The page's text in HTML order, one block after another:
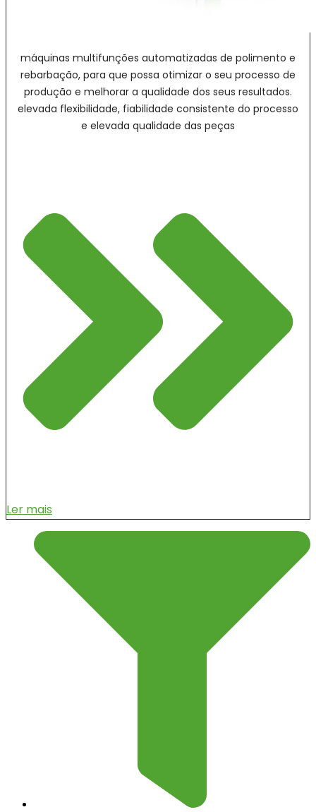
máquinas multifunções automatizadas de polimento e
rebarbação, para que possa otimizar o seu processo de
produção e melhorar a qualidade dos seus resultados.
elevada flexibilidade, fiabilidade consistente do processo
e elevada qualidade das peças
Ler mais